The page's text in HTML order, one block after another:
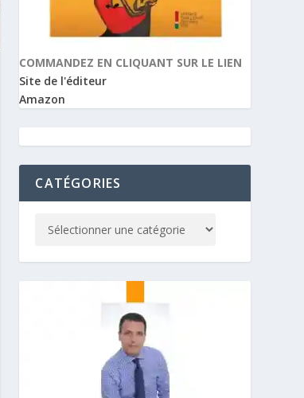
COMMANDEZ EN CLIQUANT SUR LE LIEN
Site de l'éditeur
Amazon
CATÉGORIES